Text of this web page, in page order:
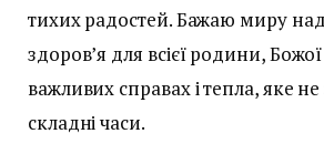
тихих радостей. Бажаю миру
здоров’я для всієї родини,
важливих справах і тепла, яке
складні часи.